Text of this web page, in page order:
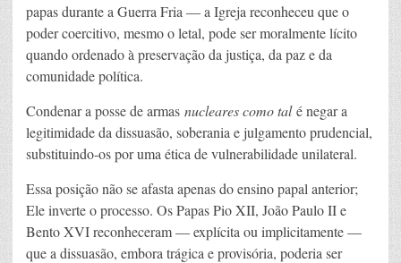
papas durante a Guerra Fria — a Igreja reconheceu que o
poder coercitivo, mesmo o letal, pode ser moralmente lícito
quando ordenado à preservação da justiça, da paz e da
comunidade política.
Condenar a posse de armas nucleares como talé negar a
legitimidade da dissuasão, soberania e julgamento prudencial,
substituindo-os por uma ética de vulnerabilidade unilateral.
Essa posição não se afasta apenas do ensino papal anterior;
Ele inverte o processo. Os Papas Pio XII, João Paulo II e
Bento XVI reconheceram — explícita ou implicitamente —
que a dissuasão, embora trágica e provisória, poderia ser